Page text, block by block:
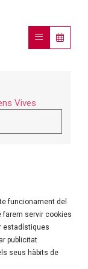
Vives
17480 ROSES
funcionament del
farem servir cookies
estadístiques
publicitat
seus hàbits de